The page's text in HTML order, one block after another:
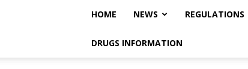
HOME NEWS REGULATIONS
DRUGS INFORMATION